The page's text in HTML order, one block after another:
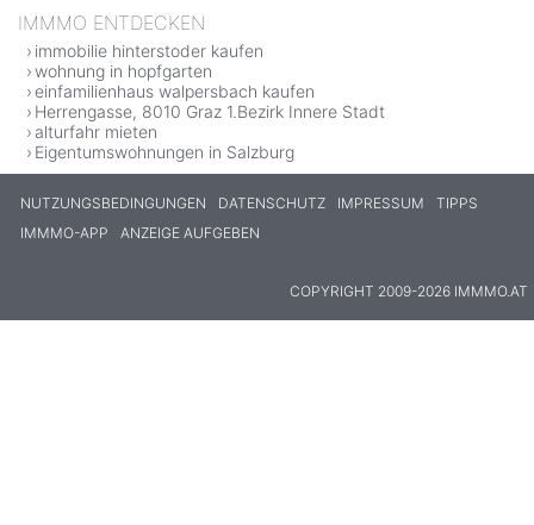
IMMMO ENTDECKEN
immobilie hinterstoder kaufen
wohnung in hopfgarten
einfamilienhaus walpersbach kaufen
Herrengasse, 8010 Graz 1.Bezirk Innere Stadt
alturfahr mieten
Eigentumswohnungen in Salzburg
NUTZUNGSBEDINGUNGEN DATENSCHUTZ IMPRESSUM
TIPPS
IMMMO-APP
ANZEIGE AUFGEBEN
COPYRIGHT 2009-2026 IMMMO.AT